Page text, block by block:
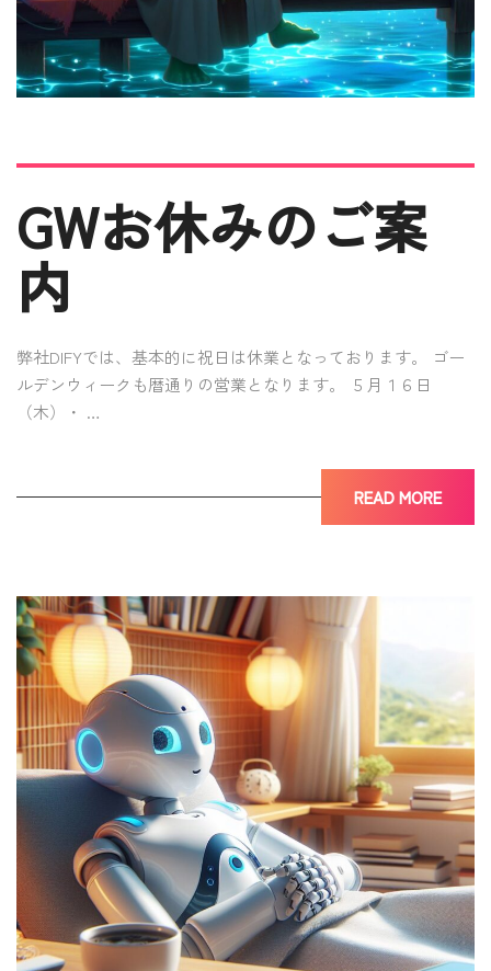
GWお休みのご案
内
弊社DIFYでは、基本的に祝日は休業となっております。 ゴー
ルデンウィークも暦通りの営業となります。 ５月１６日
（木）・ …
READ MORE